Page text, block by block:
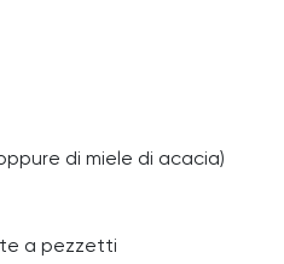
di miele di acacia)
a pezzetti